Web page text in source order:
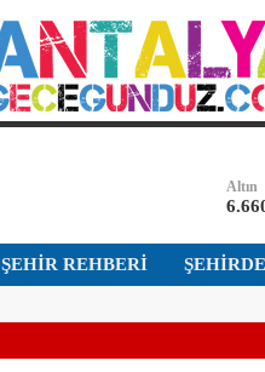
Dolar
Euro
Bist-
ŞEHİR REHBERİ